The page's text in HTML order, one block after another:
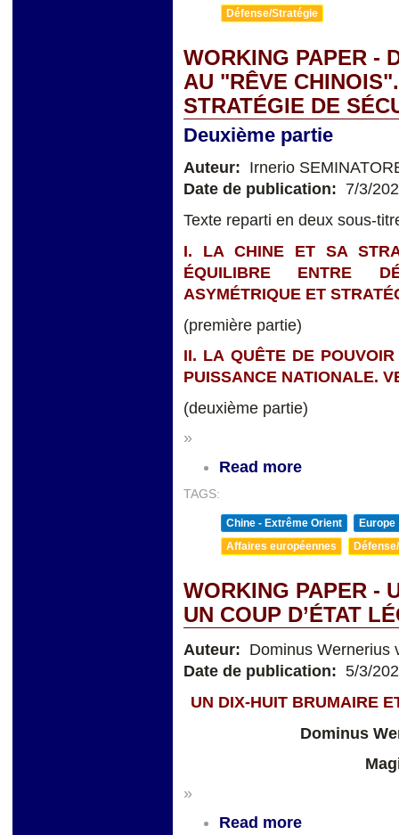
Défense/Stratégie
WORKING PAPER -
AU "RÊVE
STRATÉGIE DE
Deuxième partie
Auteur: Irnerio
Date de publication: 7/3/
Texte reparti en deux sous-
I. LA CHINE ET SA
ÉQUILIBRE ENTRE
ASYMÉTRIQUE ET
(première partie)
II. LA QUÊTE DE
PUISSANCE NATIONALE.
(deuxième partie)
»
Read more
TAGS:
Chine - Extrême Orient
Europe
Affaires européennes
WORKING PAPER -
UN COUP D’ÉTAT
Auteur: Dominus Wernerius
Date de publication: 5/3/
UN DIX-HUIT BRUMAIRE
Dominus
»
Read more